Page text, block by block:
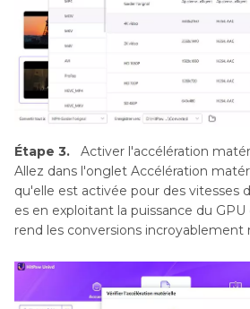
Étape 3.
Activer l'accélération
Allez dans l'onglet Accélération
qu'elle est activée pour des vitesses
es en exploitant la puissance du
rend les conversions incroyablement